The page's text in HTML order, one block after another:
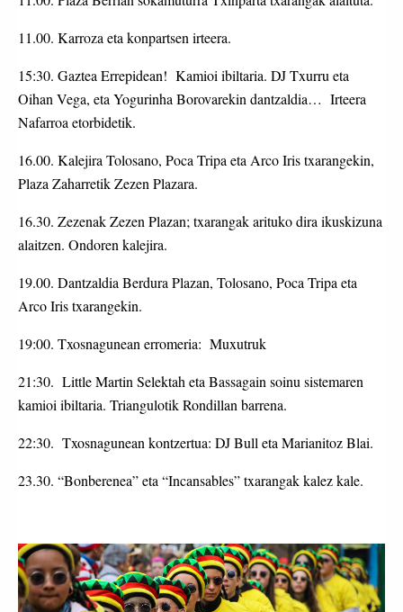
11.00. Karroza eta konpartsen irteera.
15:30. Gaztea Errepidean! Kamioi ibiltaria. DJ Txurru eta
Oihan Vega, eta Yogurinha Borovarekin dantzaldia… Irteera
Nafarroa etorbidetik.
16.00. Kalejira Tolosano, Poca Tripa eta Arco Iris txarangekin,
Plaza Zaharretik Zezen Plazara.
16.30. Zezenak Zezen Plazan; txarangak arituko dira ikuskizuna
alaitzen. Ondoren kalejira.
19.00. Dantzaldia Berdura Plazan, Tolosano, Poca Tripa eta
Arco Iris txarangekin.
19:00. Txosnagunean erromeria: Muxutruk
21:30. Little Martin Selektah eta Bassagain soinu sistemaren
kamioi ibiltaria. Triangulotik Rondillan barrena.
22:30. Txosnagunean kontzertua: DJ Bull eta Marianitoz Blai.
23.30. “Bonberenea” eta “Incansables” txarangak kalez kale.